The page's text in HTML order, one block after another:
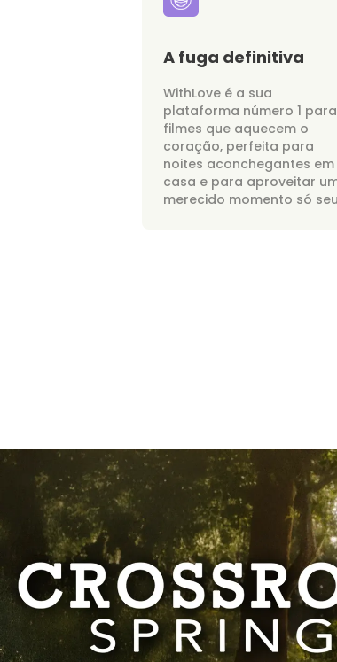
A fuga definitiva
WithLove é a sua
plataforma número 1 para
filmes que aquecem o
coração, perfeita para
noites aconchegantes em
casa e para aproveitar
merecido momento só